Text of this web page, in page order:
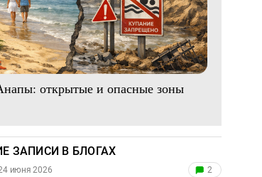
открытые и опасные зоны
ЗАПИСИ В БЛОГАХ
июня 2026 2